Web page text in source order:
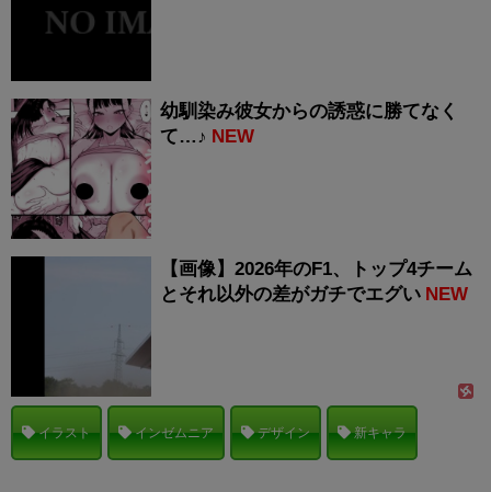
幼馴染み彼女からの誘惑に勝てなく
て…♪ NEW
【画像】2026年のF1、トップ4チーム
とそれ以外の差がガチでエグい NEW
イラスト インゼムニア デザイン 新キャラ